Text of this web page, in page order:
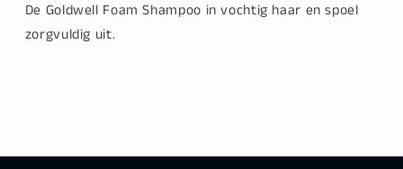
De Goldwell Foam Shampoo in vochtig haar en spoel
zorgvuldig uit.